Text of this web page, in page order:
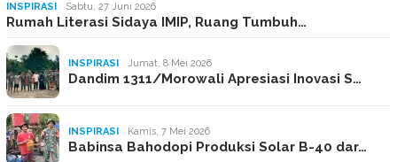
INSPIRASI Sabtu, 27 Juni 2026
Rumah Literasi Sidaya IMIP, Ruang Tumbuh…
INSPIRASI Jumat, 8 Mei 2026
Dandim 1311/Morowali Apresiasi Inovasi S…
INSPIRASI Kamis, 7 Mei 2026
Babinsa Bahodopi Produksi Solar B-40 dar…